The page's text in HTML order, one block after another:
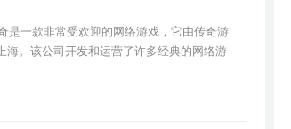
是一款非常受欢迎的网络游戏，它由传奇游
。该公司开发和运营了许多经典的网络游